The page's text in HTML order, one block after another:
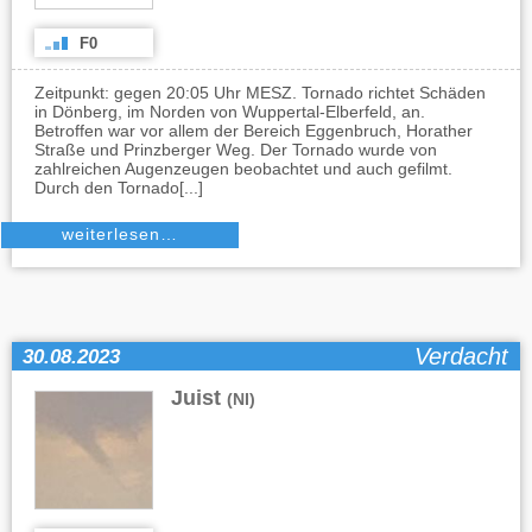
F0
Zeitpunkt: gegen 20:05 Uhr MESZ. Tornado richtet Schäden
in Dönberg, im Norden von Wuppertal-Elberfeld, an.
Betroffen war vor allem der Bereich Eggenbruch, Horather
Straße und Prinzberger Weg. Der Tornado wurde von
zahlreichen Augenzeugen beobachtet und auch gefilmt.
Durch den Tornado[...]
weiterlesen…
30.08.2023 Verdacht
Juist (NI)